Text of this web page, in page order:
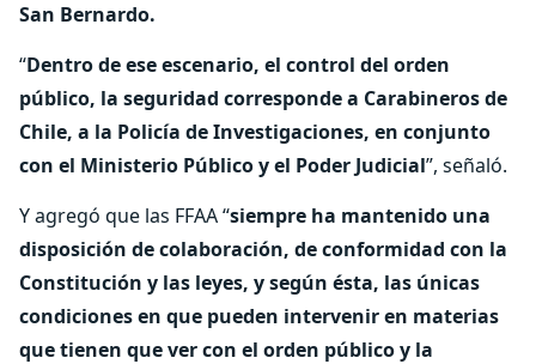
San Bernardo.
“Dentro de ese escenario, el control del orden
público, la seguridad corresponde a Carabineros de
Chile, a la Policía de Investigaciones, en conjunto
con el Ministerio Público y el Poder Judicial”, señaló.
Y agregó que las FFAA “siempre ha mantenido una
disposición de colaboración, de conformidad con la
Constitución y las leyes, y según ésta, las únicas
condiciones en que pueden intervenir en materias
que tienen que ver con el orden público y la